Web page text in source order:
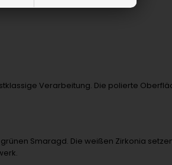
Verarbeitung. Die polierte
Smaragd. Die weißen Zirkonia